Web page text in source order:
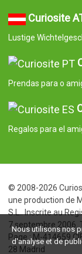
Curiosite
Lustige
Prendas para o
Regalos para el
© 2008-2026
une production de
S.L.. Inscrite au
7 septembre 2006.
Page : M-414659
28 Madrid
Nous utilisons nos
d'analyse et de